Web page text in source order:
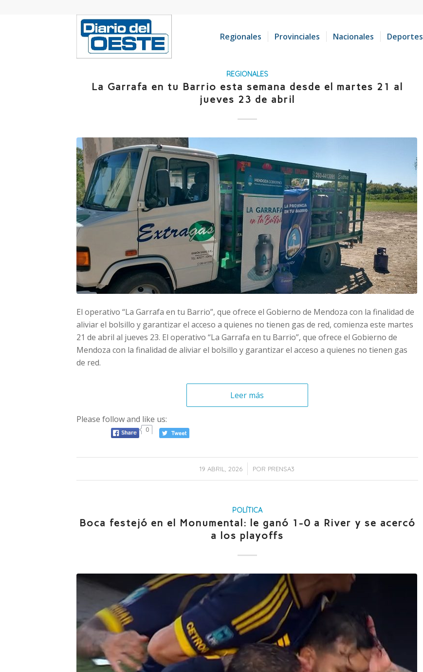
Regionales Provinciales Nacionales Deportes
REGIONALES
La Garrafa en tu Barrio esta semana desde el martes 21 al
jueves 23 de abril
El operativo “La Garrafa en tu Barrio”, que ofrece el Gobierno de Mendoza con la finalidad de
aliviar el bolsillo y garantizar el acceso a quienes no tienen gas de red, comienza este martes
21 de abril al jueves 23. El operativo “La Garrafa en tu Barrio”, que ofrece el Gobierno de
Mendoza con la finalidad de aliviar el bolsillo y garantizar el acceso a quienes no tienen gas
de red.
Leer más
Please follow and like us:
0
19 ABRIL, 2026
/ POR PRENSA3
POLÍTICA
Boca festejó en el Monumental: le ganó 1-0 a River y se acercó
a los playoffs